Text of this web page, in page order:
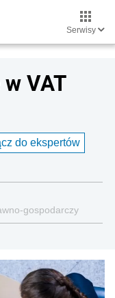
Serwisy
VAT
do ekspertów
gospodarczy